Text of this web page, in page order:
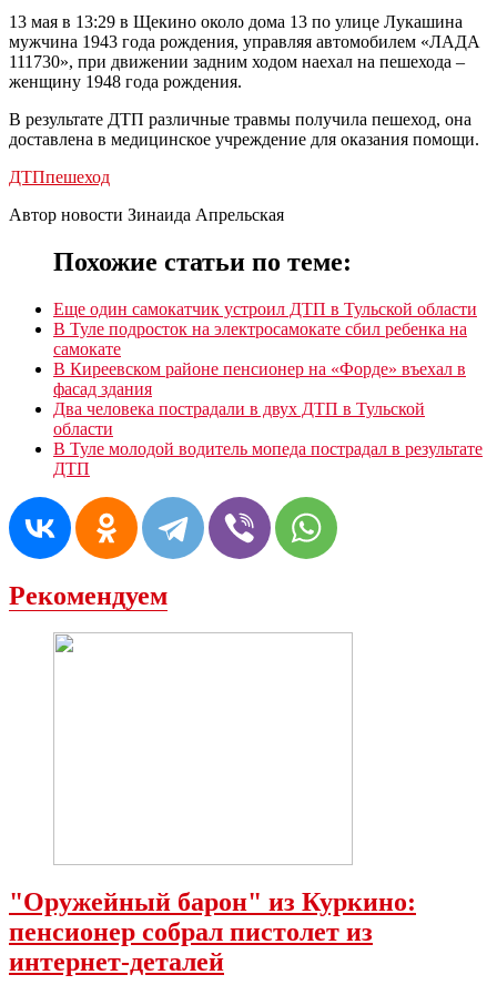
13 мая в 13:29 в Щекино около дома 13 по улице Лукашина
мужчина 1943 года рождения, управляя автомобилем «ЛАДА
111730», при движении задним ходом наехал на пешехода –
женщину 1948 года рождения.
В результате ДТП различные травмы получила пешеход, она
доставлена в медицинское учреждение для оказания помощи.
ДТПпешеход
Автор новости Зинаида Апрельская
Похожие статьи по теме:
Еще один самокатчик устроил ДТП в Тульской области
В Туле подросток на электросамокате сбил ребенка на
самокате
В Киреевском районе пенсионер на «Форде» въехал в
фасад здания
Два человека пострадали в двух ДТП в Тульской
области
В Туле молодой водитель мопеда пострадал в результате
ДТП
Рекомендуем
"Оружейный барон" из Куркино:
пенсионер собрал пистолет из
интернет-деталей